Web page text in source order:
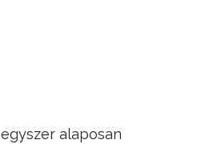
alaposan